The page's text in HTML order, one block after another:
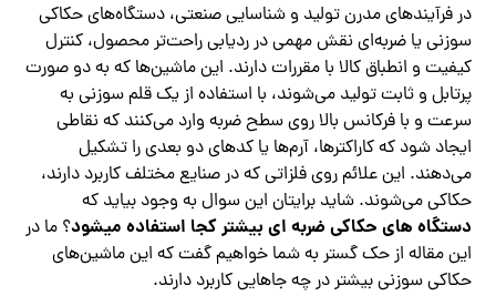
در فرآیندهای مدرن تولید و شناسایی صنعتی، دستگاه‌های حکاکی
سوزنی یا ضربه‌ای نقش مهمی در ردیابی راحت‌تر محصول، کنترل
کیفیت و انطباق کالا با مقررات دارند. این ماشین‌ها که به دو صورت
پرتابل و ثابت تولید می‌شوند، با استفاده از یک قلم سوزنی به
سرعت و با فرکانس بالا روی سطح ضربه وارد می‌کنند که نقاطی
ایجاد شود که کاراکترها، آرم‌ها یا کدهای دو بعدی را تشکیل
می‌دهند. این علائم روی فلزاتی که در صنایع مختلف کاربرد دارند،
حکاکی می‌شوند. شاید برایتان این سوال به وجود بیاید که
دستگاه های حکاکی ضربه ای بیشتر کجا استفاده میشود؟ ما در
این مقاله از حک گستر به شما خواهیم گفت که این ماشین‌های
حکاکی سوزنی بیشتر در چه جاهایی کاربرد دارند.